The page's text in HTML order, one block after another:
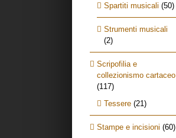
Spartiti musicali (50)
Strumenti musicali
(2)
Scripofilia e
collezionismo cartaceo
(117)
Tessere (21)
Stampe e incisioni (60)